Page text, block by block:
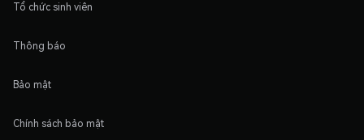
Tổ chức sinh viên
Thông báo
Bảo mật
Chính sách bảo mật